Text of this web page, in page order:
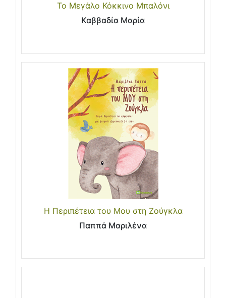
Το Μεγάλο Κόκκινο Μπαλόνι
Καββαδία Μαρία
Η Περιπέτεια του Μου στη Ζούγκλα
Παππά Μαριλένα